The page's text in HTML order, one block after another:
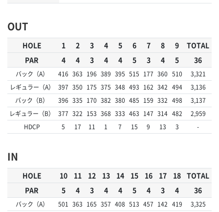
OUT
HOLE 1 2 3 4 5 6 7 8 9
TOTAL
PAR
4 4 3 4 4 5 3 4 5 36
バック（A） 416 363 196 389 395 515 177 360 510
3,321
レギュラー（A）
397 350 175 375 348 493 162 342 494
3,136
バック（B）
396 335 170 382 380 485 159 332 498
3,137
レギュラー（B）
377 322 153 368 333 463 147 314 482
2,959
HDCP
5 17 11 1 7 15 9 13 3 -
IN
HOLE 10 11 12 13 14 15 16 17 18 TOTAL
PAR
5 4 3 4 4 5 4 3 4 36
バック（A） 501 363 165 357 408 513 457 142 419
3,325